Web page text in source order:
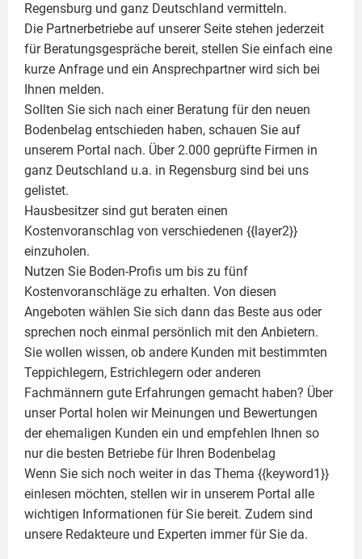
Regensburg und ganz Deutschland vermitteln.
Die Partnerbetriebe auf unserer Seite stehen jederzeit
für Beratungsgespräche bereit, stellen Sie einfach eine
kurze Anfrage und ein Ansprechpartner wird sich bei
Ihnen melden.
Sollten Sie sich nach einer Beratung für den neuen
Bodenbelag entschieden haben, schauen Sie auf
unserem Portal nach. Über 2.000 geprüfte Firmen in
ganz Deutschland u.a. in Regensburg sind bei uns
gelistet.
Hausbesitzer sind gut beraten einen
Kostenvoranschlag von verschiedenen {{layer2}}
einzuholen.
Nutzen Sie Boden-Profis um bis zu fünf
Kostenvoranschläge zu erhalten. Von diesen
Angeboten wählen Sie sich dann das Beste aus oder
sprechen noch einmal persönlich mit den Anbietern.
Sie wollen wissen, ob andere Kunden mit bestimmten
Teppichlegern, Estrichlegern oder anderen
Fachmännern gute Erfahrungen gemacht haben? Über
unser Portal holen wir Meinungen und Bewertungen
der ehemaligen Kunden ein und empfehlen Ihnen so
nur die besten Betriebe für Ihren Bodenbelag
Wenn Sie sich noch weiter in das Thema {{keyword1}}
einlesen möchten, stellen wir in unserem Portal alle
wichtigen Informationen für Sie bereit. Zudem sind
unsere Redakteure und Experten immer für Sie da.